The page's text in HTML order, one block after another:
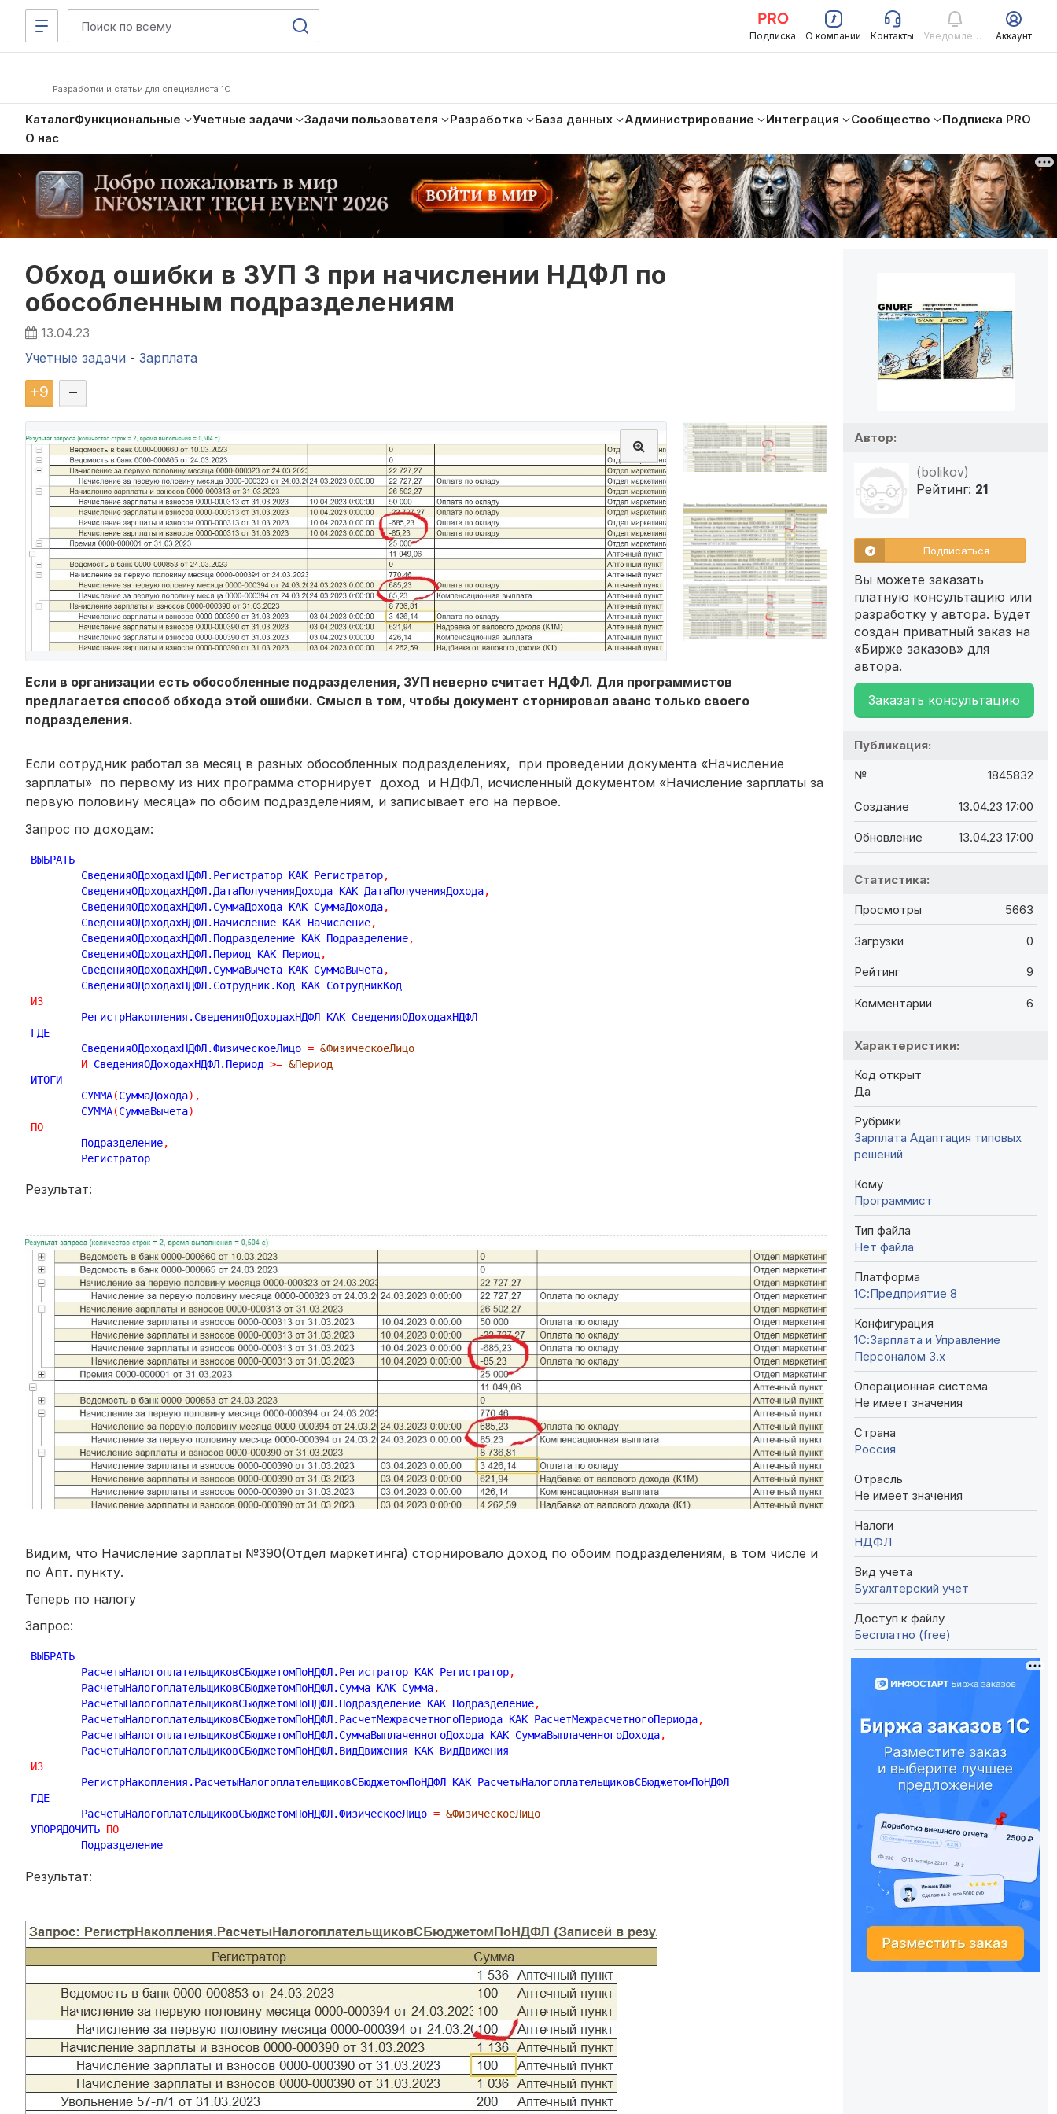
Подписка О компании Контакты Уведомления Аккаунт
Разработки и статьи для специалиста 1С
КаталогФункциональные Учетные задачи Задачи пользователя Разработка База данных Администрирование Интеграция Сообщество
Подписка PRO
О нас
Обход ошибки в ЗУП 3 при начислении НДФЛ по
обособленным подразделениям
13.04.23
Учетные задачи - Зарплата
+9 –
Если в организации есть обособленные подразделения, ЗУП неверно считает НДФЛ. Для программистов
предлагается способ обхода этой ошибки. Смысл в том, чтобы документ сторнировал аванс только своего
подразделения.
Если сотрудник работал за месяц в разных обособленных подразделениях, при проведении документа «Начисление
зарплаты» по первому из них программа сторнирует доход и НДФЛ, исчисленный документом «Начисление зарплаты за
первую половину месяца» по обоим подразделениям, и записывает его на первое.
Запрос по доходам:
ВЫБРАТЬ
	СведенияОДоходахНДФЛ.Регистратор КАК Регистратор
,
	СведенияОДоходахНДФЛ.ДатаПолученияДохода КАК ДатаПолученияДохода
,
	СведенияОДоходахНДФЛ.СуммаДохода КАК СуммаДохода
,
	СведенияОДоходахНДФЛ.Начисление КАК Начисление
,
	СведенияОДоходахНДФЛ.Подразделение КАК Подразделение
,
	СведенияОДоходахНДФЛ.Период КАК Период
,
	СведенияОДоходахНДФЛ.СуммаВычета КАК СуммаВычета
,
ИЗ
ГДЕ
	СведенияОДоходахНДФЛ.ФизическоеЛицо
= &ФизическоеЛицо
И СведенияОДоходахНДФЛ.Период >= &Период
ИТОГИ
	СУММА
(СуммаДохода) ,
	СУММА
(СуммаВычета)
ПО
	Подразделение
,
Результат:
Видим, что Начисление зарплаты №390(Отдел маркетинга) сторнировало доход по обоим подразделениям, в том числе и
по Апт. пункту.
Теперь по налогу
Запрос:
ВЫБРАТЬ
	РасчетыНалогоплательщиковСБюджетомПоНДФЛ.Регистратор КАК Регистратор
,
	РасчетыНалогоплательщиковСБюджетомПоНДФЛ.Сумма КАК Сумма
,
	РасчетыНалогоплательщиковСБюджетомПоНДФЛ.Подразделение КАК Подразделение
,
	РасчетыНалогоплательщиковСБюджетомПоНДФЛ.РасчетМежрасчетногоПериода КАК РасчетМежрасчетногоПериода
,
	РасчетыНалогоплательщиковСБюджетомПоНДФЛ.СуммаВыплаченногоДохода КАК СуммаВыплаченногоДохода
,
ИЗ
ГДЕ
	РасчетыНалогоплательщиковСБюджетомПоНДФЛ.ФизическоеЛицо
= &ФизическоеЛицо
УПОРЯДОЧИТЬ ПО
Результат:
Автор:
(bolikov)
Рейтинг: 21
Подписаться
Вы можете заказать
платную консультацию или
разработку у автора. Будет
создан приватный заказ на
«Бирже заказов» для
автора.
Заказать консультацию
Публикация:
№ 1845832
Создание 13.04.23 17:00
Обновление 13.04.23 17:00
Статистика:
Просмотры 5663
Загрузки 0
Рейтинг 9
Комментарии 6
Характеристики:
Код открыт
Да
Рубрики
Зарплата Адаптация типовых
решений
Кому
Программист
Тип файла
Нет файла
Платформа
1С:Предприятие 8
Конфигурация
1С:Зарплата и Управление
Персоналом 3.x
Операционная система
Не имеет значения
Страна
Россия
Отрасль
Не имеет значения
Налоги
НДФЛ
Вид учета
Бухгалтерский учет
Доступ к файлу
Бесплатно (free)